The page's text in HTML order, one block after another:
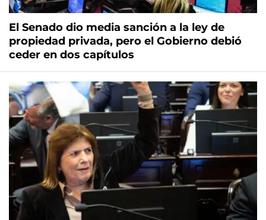
El Senado dio media sanción a la ley de
propiedad privada, pero el Gobierno debió
ceder en dos capítulos